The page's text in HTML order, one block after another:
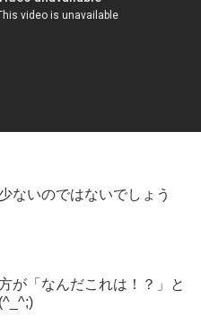
ないのではないでしょう
が「なんだこれは！？」と